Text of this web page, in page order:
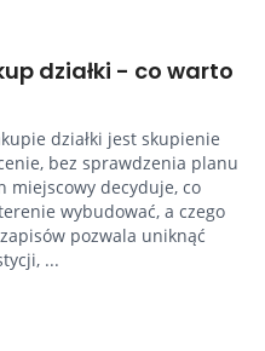
działki - co warto
działki jest skupienie
bez sprawdzenia planu
miejscowy decyduje, co
wybudować, a czego
pozwala uniknąć
...